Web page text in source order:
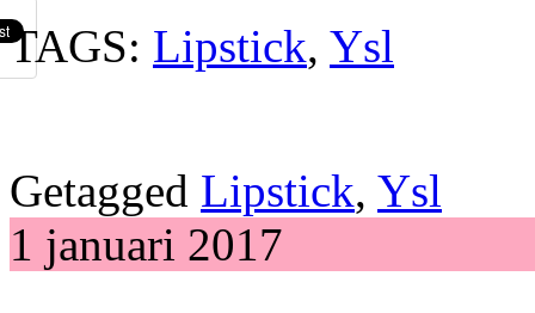
TAGS: Lipstick, Ysl
Getagged Lipstick, Ysl
1 januari 2017